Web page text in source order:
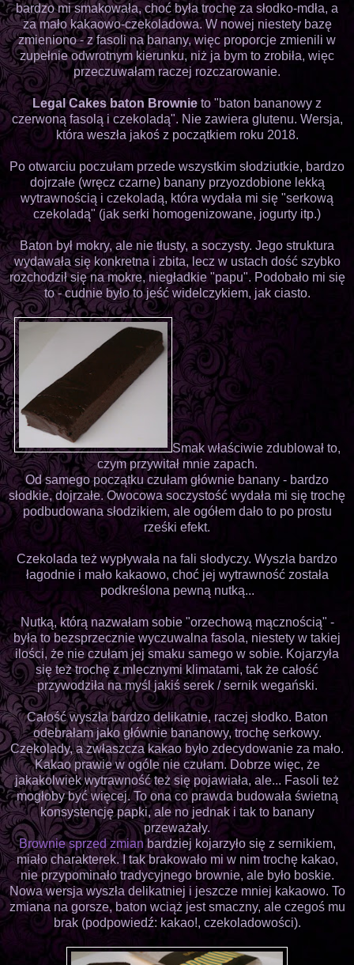
bardzo mi smakowała, choć była trochę za słodko-mdła, a
za mało kakaowo-czekoladowa. W nowej niestety bazę
zmieniono - z fasoli na banany, więc proporcje zmienili w
zupełnie odwrotnym kierunku, niż ja bym to zrobiła, więc
przeczuwałam raczej rozczarowanie.
Legal Cakes baton Brownie to "baton bananowy z
czerwoną fasolą i czekoladą". Nie zawiera glutenu. Wersja,
która weszła jakoś z początkiem roku 2018.
Po otwarciu poczułam przede wszystkim słodziutkie, bardzo
dojrzałe (wręcz czarne) banany przyozdobione lekką
wytrawnością i czekoladą, która wydała mi się "serkową
czekoladą" (jak serki homogenizowane, jogurty itp.)
Baton był mokry, ale nie tłusty, a soczysty. Jego struktura
wydawała się konkretna i zbita, lecz w ustach dość szybko
rozchodził się na mokre, niegładkie "papu". Podobało mi się
to - cudnie było to jeść widelczykiem, jak ciasto.
Smak właściwie zdublował to,
czym przywitał mnie zapach.
Od samego początku czułam głównie banany - bardzo
słodkie, dojrzałe. Owocowa soczystość wydała mi się trochę
podbudowana słodzikiem, ale ogółem dało to po prostu
rześki efekt.
Czekolada też wypływała na fali słodyczy. Wyszła bardzo
łagodnie i mało kakaowo, choć jej wytrawność została
podkreślona pewną nutką...
Nutką, którą nazwałam sobie "orzechową mącznością" -
była to bezsprzecznie wyczuwalna fasola, niestety w takiej
ilości, że nie czułam jej smaku samego w sobie. Kojarzyła
się też trochę z mlecznymi klimatami, tak że całość
przywodziła na myśl jakiś serek / sernik wegański.
Całość wyszła bardzo delikatnie, raczej słodko. Baton
odebrałam jako głównie bananowy, trochę serkowy.
Czekolady, a zwłaszcza kakao było zdecydowanie za mało.
Kakao prawie w ogóle nie czułam. Dobrze więc, że
jakakolwiek wytrawność też się pojawiała, ale... Fasoli też
mogłoby być więcej. To ona co prawda budowała świetną
konsystencję papki, ale no jednak i tak to banany
przeważały.
Brownie sprzed zmianbardziej kojarzyło się z sernikiem,
miało charakterek. I tak brakowało mi w nim trochę kakao,
nie przypominało tradycyjnego brownie, ale było boskie.
Nowa wersja wyszła delikatniej i jeszcze mniej kakaowo. To
zmiana na gorsze, baton wciąż jest smaczny, ale czegoś mu
brak (podpowiedź: kakao!, czekoladowości).